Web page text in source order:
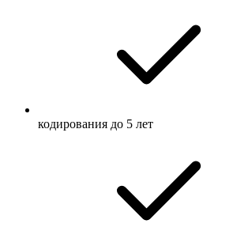
кодирования до 5 лет